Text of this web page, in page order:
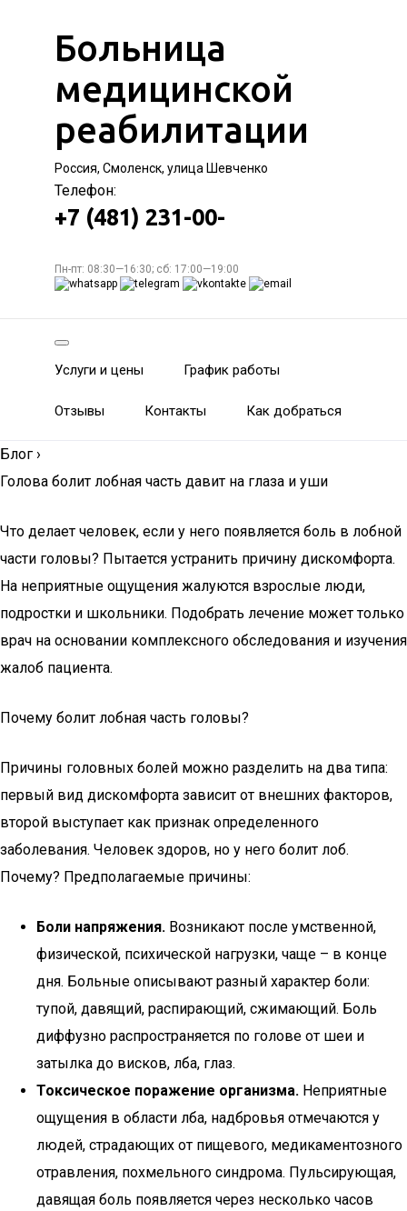
Больница
медицинской
реабилитации
Россия, Смоленск, улица Шевченко
Телефон:
+7 (481) 231-00-
Пн-пт: 08:30—16:30; сб: 17:00—19:00
Услуги и цены График работы
Отзывы Контакты Как добраться
Блог ›
Голова болит лобная часть давит на глаза и уши
Что делает человек, если у него появляется боль в лобной
части головы? Пытается устранить причину дискомфорта.
На неприятные ощущения жалуются взрослые люди,
подростки и школьники. Подобрать лечение может только
врач на основании комплексного обследования и изучения
жалоб пациента.
Почему болит лобная часть головы?
Причины головных болей можно разделить на два типа:
первый вид дискомфорта зависит от внешних факторов,
второй выступает как признак определенного
заболевания. Человек здоров, но у него болит лоб.
Почему? Предполагаемые причины:
Боли напряжения. Возникают после умственной,
физической, психической нагрузки, чаще – в конце
дня. Больные описывают разный характер боли:
тупой, давящий, распирающий, сжимающий. Боль
диффузно распространяется по голове от шеи и
затылка до висков, лба, глаз.
Токсическое поражение организма. Неприятные
ощущения в области лба, надбровья отмечаются у
людей, страдающих от пищевого, медикаментозного
отравления, похмельного синдрома. Пульсирующая,
давящая боль появляется через несколько часов